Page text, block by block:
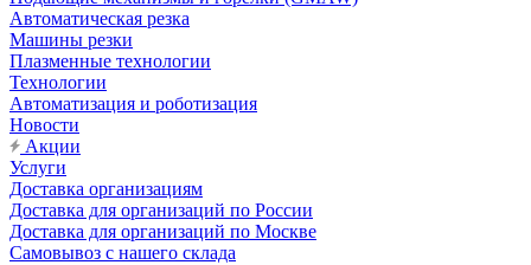
Автоматическая резка
Машины резки
Плазменные технологии
Технологии
Автоматизация и роботизация
Новости
Акции
Услуги
Доставка организациям
Доставка для организаций по России
Доставка для организаций по Москве
Самовывоз с нашего склада